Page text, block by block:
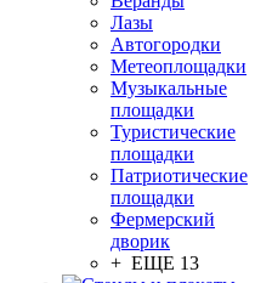
Лазы
Автогородки
Метеоплощадки
Музыкальные
площадки
Туристические
площадки
Патриотические
площадки
Фермерский
дворик
+ ЕЩЕ 13